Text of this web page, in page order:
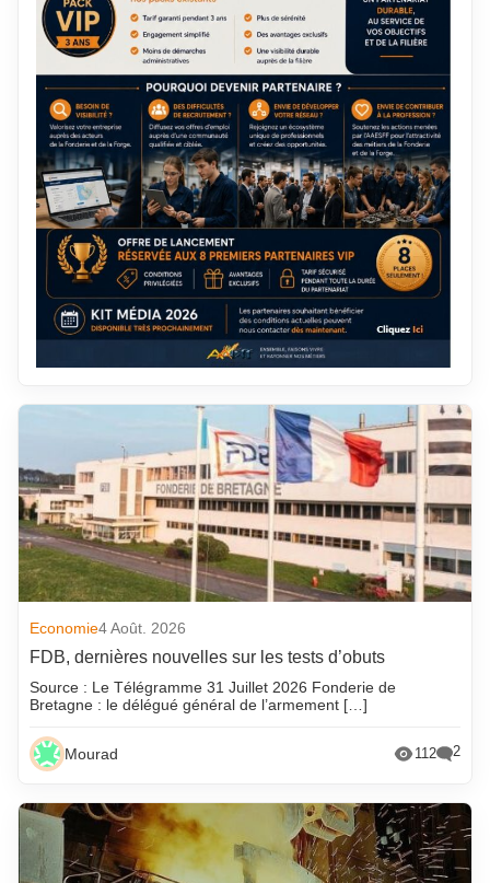
Economie4 Août. 2026
FDB, dernières nouvelles sur les tests d’obuts
Source : Le Télégramme 31 Juillet 2026 Fonderie de
Bretagne : le délégué général de l’armement […]
Mourad 112 2